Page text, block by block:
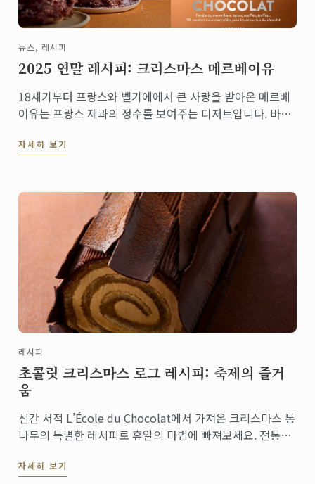
뉴스, 레시피
2025 연말 레시피: 크리스마스 메르베이유
18세기부터 프랑스와 벨기에에서 큰 사랑을 받아온 메르베
이유는 프랑스 제과의 정수를 보여주는 디저트입니다. 바삭
을 장식한 다크 초콜릿 쉐이빙이 어우러져 가벼우면서도 깊
자세히 보기
레시피
초콜릿 크리스마스 로그 레시피: 축제의 즐거
움
신간 서적 L'École du Chocolat에서 가져온 크리스마스 통
나무의 특별한 레시피로 휴일의 마법에 빠져보세요. 전통과
스마스 테이블을 더욱 빛나게 해줄 완벽한 제품입니다.
자세히 보기